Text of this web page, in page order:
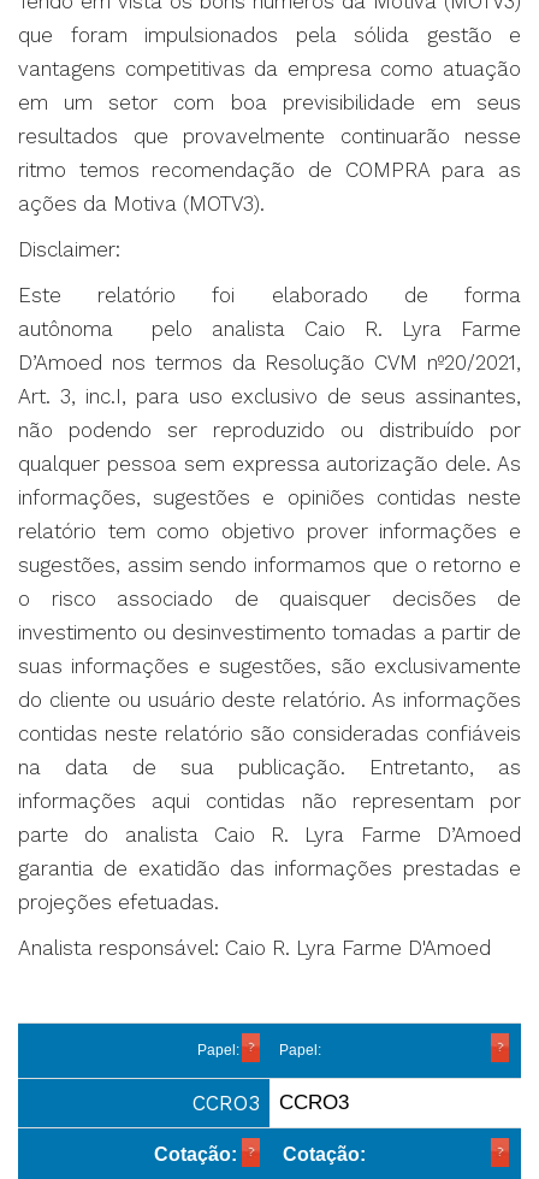
que foram impulsionados pela sólida gestão e
vantagens competitivas da empresa como atuação
em um setor com boa previsibilidade em seus
resultados que provavelmente continuarão nesse
ritmo temos recomendação de COMPRA para as
ações da Motiva (MOTV3).
Disclaimer:
Este relatório foi elaborado de forma
autônoma pelo analista Caio R. Lyra Farme
D’Amoed nos termos da Resolução CVM nº20/2021,
Art. 3, inc.I, para uso exclusivo de seus assinantes,
não podendo ser reproduzido ou distribuído por
qualquer pessoa sem expressa autorização dele. As
informações, sugestões e opiniões contidas neste
relatório tem como objetivo prover informações e
sugestões, assim sendo informamos que o retorno e
o risco associado de quaisquer decisões de
investimento ou desinvestimento tomadas a partir de
suas informações e sugestões, são exclusivamente
do cliente ou usuário deste relatório. As informações
contidas neste relatório são consideradas confiáveis
na data de sua publicação. Entretanto, as
informações aqui contidas não representam por
parte do analista Caio R. Lyra Farme D’Amoed
garantia de exatidão das informações prestadas e
projeções efetuadas.
Analista responsável: Caio R. Lyra Farme D'Amoed
Papel: Papel:
CCRO3 CCRO3
Cotação: Cotação: